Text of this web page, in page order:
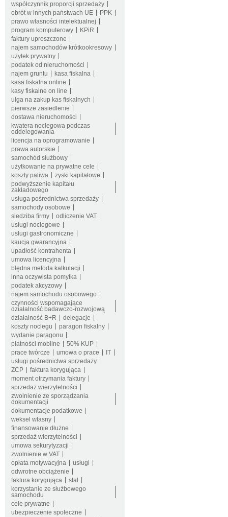
współczynnik proporcji sprzedaży
obrót w innych państwach UE
PPK
prawo własności intelektualnej
program komputerowy
KPiR
faktury uproszczone
najem samochodów krótkookresowy
użytek prywatny
podatek od nieruchomości
najem gruntu
kasa fiskalna
kasa fiskalna online
kasy fiskalne on line
ulga na zakup kas fiskalnych
pierwsze zasiedlenie
dostawa nieruchomości
kwatera noclegowa podczas
oddelegowania
licencja na oprogramowanie
prawa autorskie
samochód służbowy
użytkowanie na prywatne cele
koszty paliwa
zyski kapitałowe
podwyższenie kapitału
zakładowego
usługa pośrednictwa sprzedaży
samochody osobowe
siedziba firmy
odliczenie VAT
usługi noclegowe
usługi gastronomiczne
kaucja gwarancyjna
upadłość kontrahenta
umowa licencyjna
błędna metoda kalkulacji
inna oczywista pomyłka
podatek akcyzowy
najem samochodu osobowego
czynności wspomagające
działalność badawczo-rozwojową
działalność B+R
delegacje
koszty noclegu
paragon fiskalny
wydanie paragonu
płatności mobilne
50% KUP
prace twórcze
umowa o prace
IT
usługi pośrednictwa sprzedaży
ZCP
faktura korygująca
moment otrzymania faktury
sprzedaż wierzytelności
zwolnienie ze sporządzania
dokumentacji
dokumentacje podatkowe
weksel własny
finansowanie dłużne
sprzedaż wierzytelności
umowa sekurytyzacji
zwolnienie w VAT
opłata motywacyjna
usługi
odwrotne obciążenie
faktura korygująca
stal
korzystanie ze służbowego
samochodu
cele prywatne
ubezpieczenie społeczne